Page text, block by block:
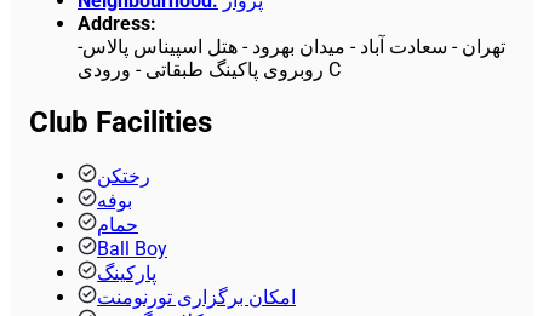
Address:
تهران - سعادت آباد - میدان بهرود - هتل اسپیناس پالاس-
روبروی پاکینگ طبقاتی - ورودی C
Club Facilities
رختکن
بوفه
حمام
Ball Boy
پارکینگ
امکان برگزاری تورنومنت